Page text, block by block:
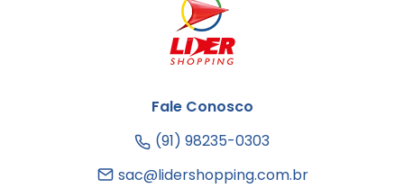
Fale Conosco
(91) 98235-0303
sac@lidershopping.com.br